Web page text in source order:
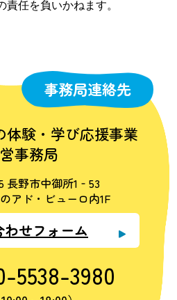
任を負いかねます。
事務局連絡先
体験・学び応援事業
事務局
長野市中御所1‐53
アド・ビューロ内1F
わせフォーム
5538-3980